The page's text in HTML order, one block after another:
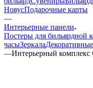
НовусПодарочные карты
—
Интерьерные панели
Постеры для бильярдной
часыЗеркала
—Интерьерный комплекс